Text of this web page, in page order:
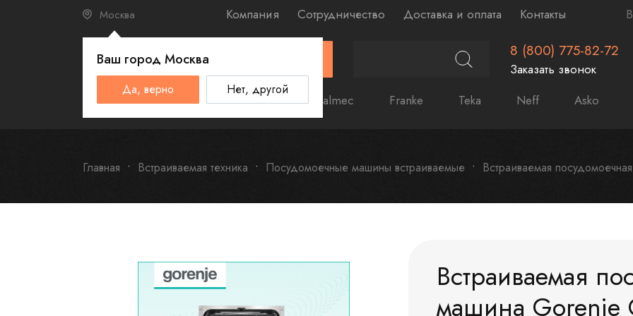
Москва
Ваш город Москва
Да, верно Нет, другой
Компания Сотрудничество Доставка и оплата Контакты
8 (800) 775-82-72
Заказать звонок
Schulthess Smeg Omoikiri Falmec Franke Teka Neff Asko
Главная Встраиваемая техника Посудомоечные машины встраиваемые Встраиваемая
Встраиваемая
машина Gorenje